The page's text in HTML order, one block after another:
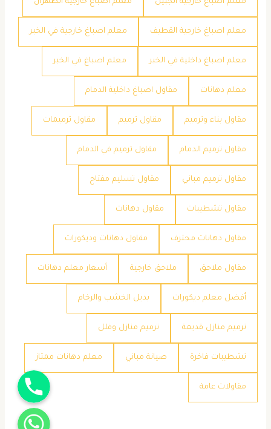
معلم اصباغ خارجية الجبيل معلم اصباغ خارجية الظهران
معلم اصباغ خارجية القطيف معلم اصباغ خارجية في الخبر
معلم اصباغ داخلية في الخبر معلم اصباغ في الخبر
معلم دهانات مقاول اصباغ داخلية الدمام
مقاول بناء وترميم مقاول ترميم مقاول ترميمات
مقاول ترميم الدمام مقاول ترميم في الدمام
مقاول ترميم مباني مقاول تسليم مفتاح
مقاول تشطيبات مقاول دهانات
مقاول دهانات محترف مقاول دهانات وديكورات
مقاول ملاحق ملاحق خارجية ​أسعار معلم دهانات
​أفضل معلم ديكورات ​بديل الخشب والرخام
​ترميم منازل قديمة ​ترميم منازل وفلل
​تشطيبات فاخرة ​صيانة مباني ​معلم دهانات ممتاز
​مقاولات عامة
جوال
واتساب